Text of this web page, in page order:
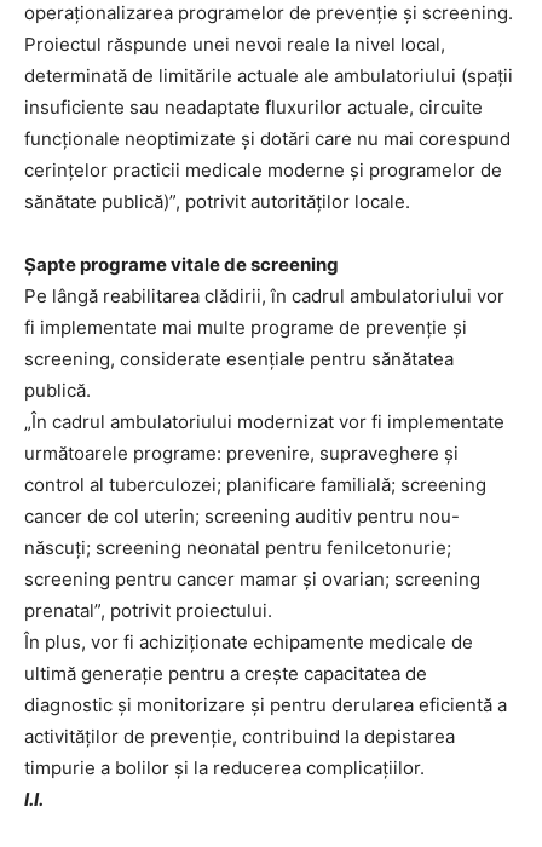
operaționalizarea programelor de prevenție și screening.
Proiectul răspunde unei nevoi reale la nivel local,
determinată de limitările actuale ale ambulatoriului (spații
insuficiente sau neadaptate fluxurilor actuale, circuite
funcționale neoptimizate și dotări care nu mai corespund
cerințelor practicii medicale moderne și programelor de
sănătate publică)”, potrivit autorităților locale.
Șapte programe vitale de screening
Pe lângă reabilitarea clădirii, în cadrul ambulatoriului vor
fi implementate mai multe programe de prevenție și
screening, considerate esențiale pentru sănătatea
publică.
„În cadrul ambulatoriului modernizat vor fi implementate
următoarele programe: prevenire, supraveghere și
control al tuberculozei; planificare familială; screening
cancer de col uterin; screening auditiv pentru nou-
născuți; screening neonatal pentru fenilcetonurie;
screening pentru cancer mamar și ovarian; screening
prenatal”, potrivit proiectului.
În plus, vor fi achiziționate echipamente medicale de
ultimă generație pentru a crește capacitatea de
diagnostic și monitorizare și pentru derularea eficientă a
activităților de prevenție, contribuind la depistarea
timpurie a bolilor și la reducerea complicațiilor.
I.I.